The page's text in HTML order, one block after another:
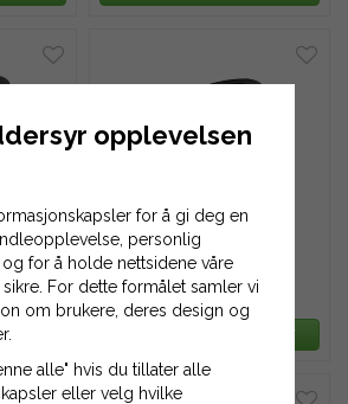
Drivreim John Deere
M154296, M158131
934 kr
LEGG TIL HANDLEKURV
opplevelsen
for å gi deg en
personlig
for å holde nettsidene våre
For dette formålet samler vi
om brukere, deres design og
alle" hvis du tillater alle
eller velg hvilke